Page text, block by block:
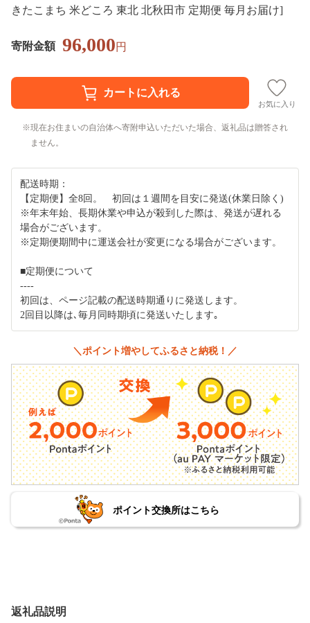
きたこまち 米どころ 東北 北秋田市 定期便 毎月お届け]
寄附金額 96,000円
お気に入り
現在お住まいの自治体へ寄附申込いただいた場合、返礼品は贈答され
ません。
配送時期：
【定期便】全8回。 初回は１週間を目安に発送(休業日除く)
※年末年始、長期休業や申込が殺到した際は、発送が遅れる
場合がございます。
※定期便期間中に運送会社が変更になる場合がございます。
■定期便について
----
初回は、ページ記載の配送時期通りに発送します。
2回目以降は､毎月同時期頃に発送いたします｡
＼ポイント増やしてふるさと納税！／
ポイント交換所はこちら
返礼品説明